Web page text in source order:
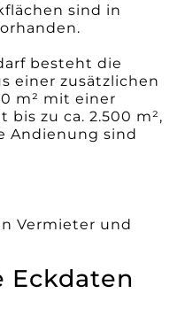
sind in
besteht die
einer zusätzlichen
m² mit einer
zu ca. 2.500 m²,
Andienung sind
Vermieter und